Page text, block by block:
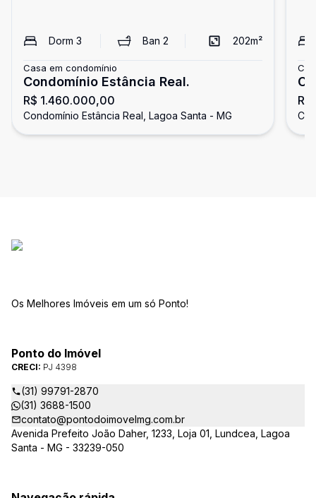
Dorm 3 Ban2 202m²
Casa em condomínio
Condomínio Estância Real.
R$ 1.460.000,00
Condomínio Estância Real, Lagoa Santa - MG
Os Melhores Imóveis em um só Ponto!
Ponto do Imóvel
CRECI: PJ 4398
(31) 99791-2870
(31) 3688-1500
contato@pontodoimovelmg.com.br
Avenida Prefeito João Daher, 1233, Loja 01, Lundcea, Lagoa
Santa - MG - 33239-050